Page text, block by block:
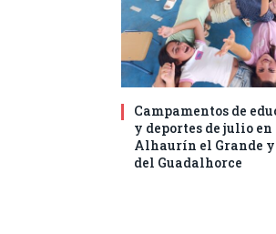
Campamentos de
y deportes de julio en
Alhaurín el Grande
del Guadalhorce